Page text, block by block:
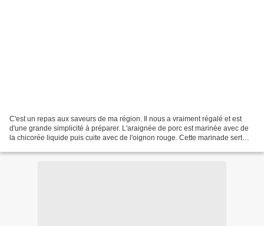
C'est un repas aux saveurs de ma région. Il nous a vraiment régalé et est
d'une grande simplicité à préparer. L'araignée de porc est marinée avec de
la chicorée liquide puis cuite avec de l'oignon rouge. Cette marinade sert